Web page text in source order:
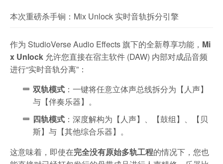
本次重磅杀手锏：Mix Unlock 实时音轨拆分引擎
作为 StudioVerse Audio Effects 旗下的全新尊享功能， Mi
x Unlock 允许您直接在宿主软件 (DAW) 内部对成品音频
进行“实时音轨分离”：
双轨模式 ：一键将任意立体声总线拆分为【人声】
与【伴奏乐器】。
四轨模式 ：深度解构为【人声】、【鼓组】、【贝
斯】与【其他综合乐器】。
这意味着，即使在完全没有原始多轨工程的情况下，您也